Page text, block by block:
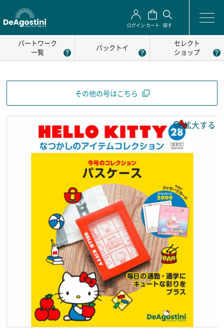
ログイン カート 探す
パートワーク
一覧
パックトイ
セレクト
ショップ
その他の号はこちら